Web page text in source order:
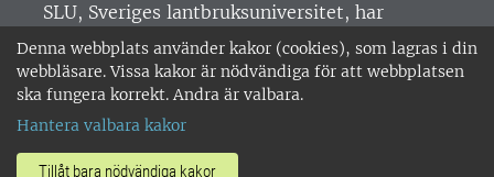
Denna webbplats använder kakor (cookies), som lagras i din
webbläsare. Vissa kakor är nödvändiga för att webbplatsen
ska fungera korrekt. Andra är valbara.
Hantera valbara kakor
Tillåt bara nödvändiga kakor
SLU, Sveriges lantbruksuniversitet, har
verksamhet över hela Sverige. Huvudorter är
Alnarp, Uppsala och Umeå.SLU är
miljöcertifierat enligt ISO 14001. •
018-67 10 00 • Org nr: 202100-2817 •
Om SLU:s webbplatser